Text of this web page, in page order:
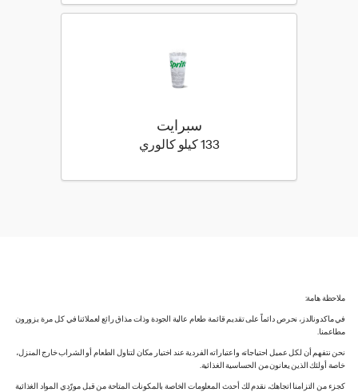
سبرايت
133 كيلو كالوري
ملاحظة هامة:
في ماكدونالدز، نحرص دائماً على تقديم قائمة طعام عالية الجودة وذات مذاق رائع لعملائنا في كل مرة يزورون
مطاعمنا.
نحن نتفهم أن لكل عميل احتياجاته واعتباراته الفردية عند اختيار مكان لتناول الطعام أو الشراب خارج المنزل،
خاصة أولئك الذين يعانون من الحساسية الغذائية.
كجزء من التزامنا اتجاهك، نقدم لك أحدث المعلومات الخاصة بالمكونات المتاحة من قبل مورّدي المواد الغذائية